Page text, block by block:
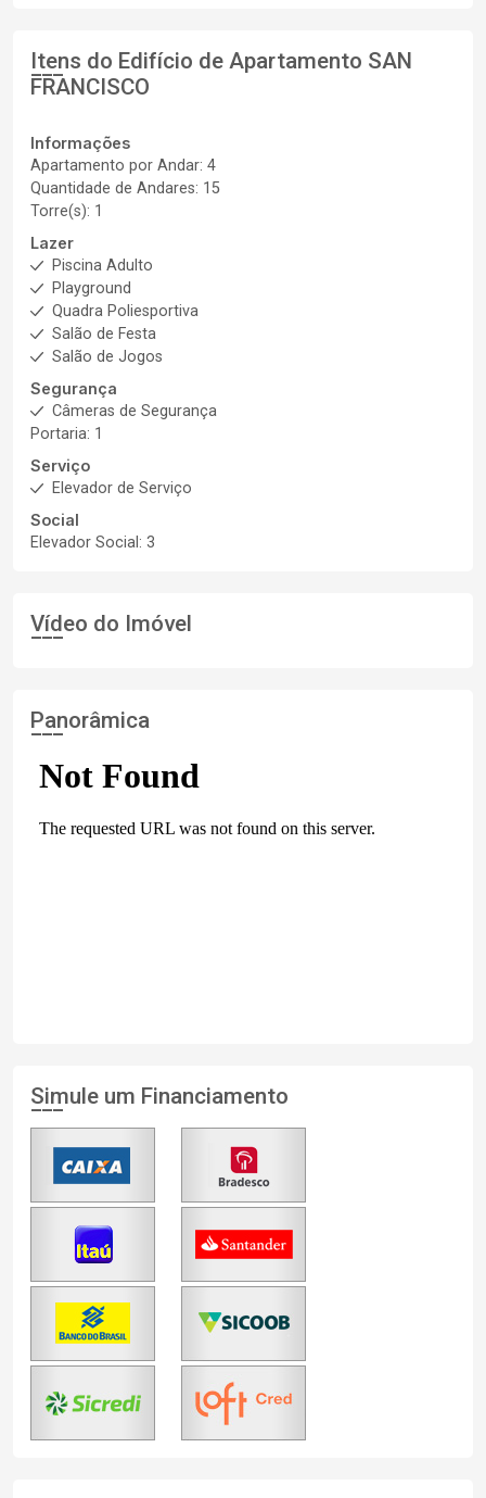
Itens do Edifício de Apartamento SAN
FRANCISCO
Informações
Apartamento por Andar: 4
Quantidade de Andares: 15
Torre(s): 1
Lazer
Piscina Adulto
Playground
Quadra Poliesportiva
Salão de Festa
Salão de Jogos
Segurança
Câmeras de Segurança
Portaria: 1
Serviço
Elevador de Serviço
Social
Elevador Social: 3
Vídeo do Imóvel
Panorâmica
Simule um Financiamento